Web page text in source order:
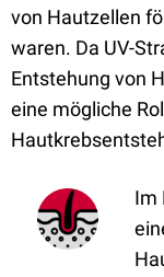
von Hautzellen
waren. Da UV-
Entstehung von
eine mögliche
Im